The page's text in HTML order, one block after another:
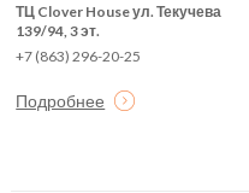
ТЦ Clover House ул. Текучева
139/94, 3 эт.
+7 (863) 296-20-25
Подробнее